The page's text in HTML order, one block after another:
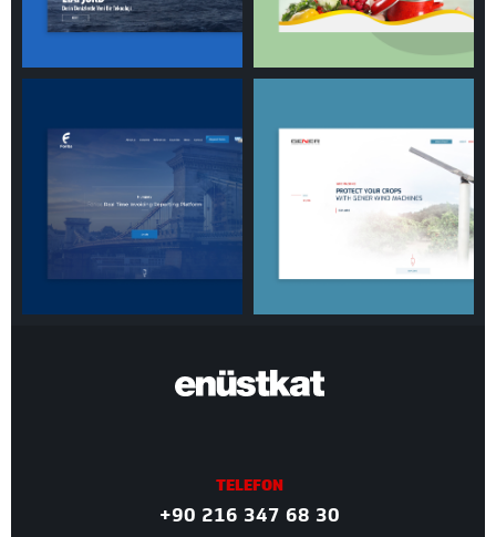
TELEFON
+90 216 347 68 30